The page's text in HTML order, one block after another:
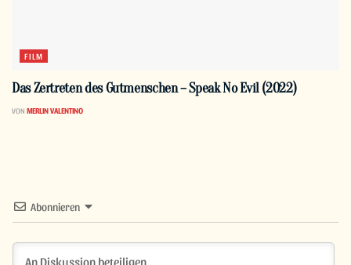
FILM
Das Zertreten des Gutmenschen – Speak No Evil (2022)
VON MERLIN VALENTINO
Abonnieren